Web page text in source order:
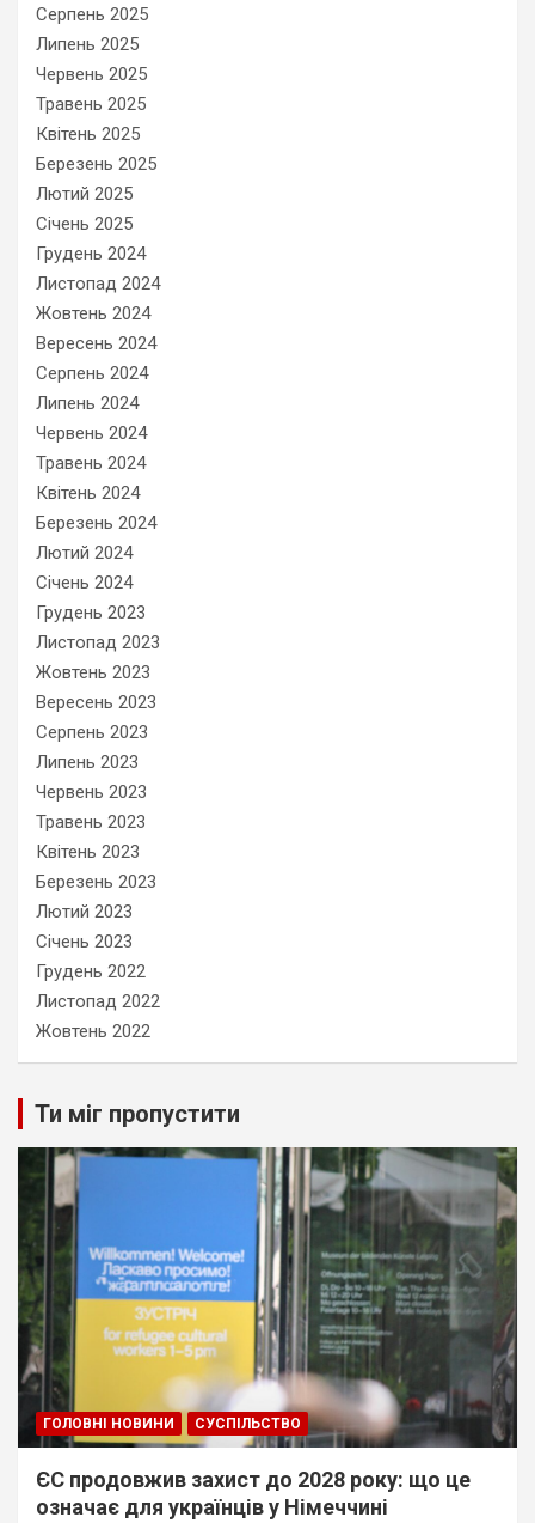
Серпень 2025
Липень 2025
Червень 2025
Травень 2025
Квітень 2025
Березень 2025
Лютий 2025
Січень 2025
Грудень 2024
Листопад 2024
Жовтень 2024
Вересень 2024
Серпень 2024
Липень 2024
Червень 2024
Травень 2024
Квітень 2024
Березень 2024
Лютий 2024
Січень 2024
Грудень 2023
Листопад 2023
Жовтень 2023
Вересень 2023
Серпень 2023
Липень 2023
Червень 2023
Травень 2023
Квітень 2023
Березень 2023
Лютий 2023
Січень 2023
Грудень 2022
Листопад 2022
Жовтень 2022
Ти міг пропустити
ГОЛОВНІ НОВИНИ СУСПІЛЬСТВО
ЄС продовжив захист до 2028 року: що це
означає для українців у Німеччині